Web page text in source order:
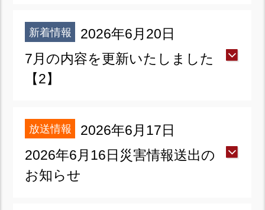
新着情報
2026年6月20日
7月の内容を更新いたしました
【2】
放送情報
2026年6月17日
2026年6月16日災害情報送出の
お知らせ